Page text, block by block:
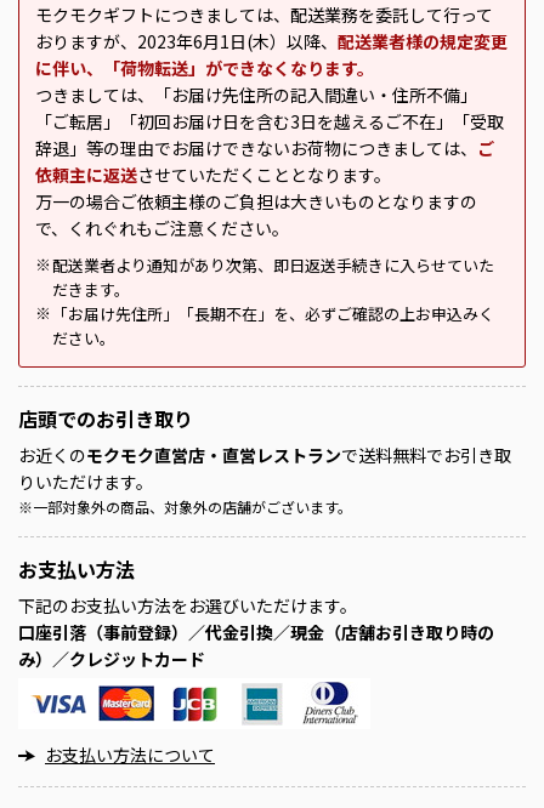
モクモクギフトにつきましては、配送業務を委託して行って
おりますが、2023年6月1日(木）以降、 配送業者様の規定変更
に伴い、「荷物転送」ができなくなります。
つきましては、「お届け先住所の記入間違い・住所不備」
「ご転居」「初回お届け日を含む3日を越えるご不在」「受取
辞退」等の理由でお届けできないお荷物につきましては、 ご
依頼主に返送させていただくこととなります。
万一の場合ご依頼主様のご負担は大きいものとなりますの
で、くれぐれもご注意ください。
※ 配送業者より通知があり次第、即日返送手続きに入らせていた
だきます。
※
「お届け先住所」「長期不在」を、必ずご確認の上お申込みく
ださい。
店頭でのお引き取り
お近くのモクモク直営店・直営レストランで送料無料でお引き取
りいただけます。
※一部対象外の商品、対象外の店舗がございます。
お支払い方法
下記のお支払い方法をお選びいただけます。
口座引落（事前登録）／代金引換／現金（店舗お引き取り時の
み）／クレジットカード
お支払い方法について